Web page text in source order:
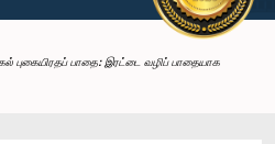
புகையிரதப் பாதை: இரட்டை வழிப் பாதையாக